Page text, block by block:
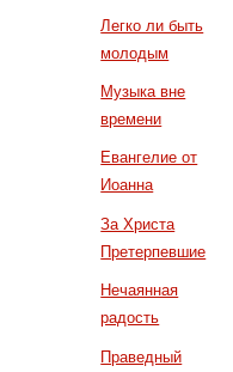
Легко ли быть
молодым
Музыка вне
времени
Евангелие от
Иоанна
За Христа
Претерпевшие
Нечаянная
радость
Праведный